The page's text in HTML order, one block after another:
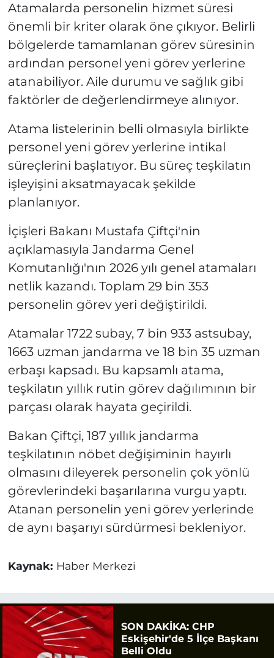
Atamalarda personelin hizmet süresi
önemli bir kriter olarak öne çıkıyor. Belirli
bölgelerde tamamlanan görev süresinin
ardından personel yeni görev yerlerine
atanabiliyor. Aile durumu ve sağlık gibi
faktörler de değerlendirmeye alınıyor.
Atama listelerinin belli olmasıyla birlikte
personel yeni görev yerlerine intikal
süreçlerini başlatıyor. Bu süreç teşkilatın
işleyişini aksatmayacak şekilde
planlanıyor.
İçişleri Bakanı Mustafa Çiftçi'nin
açıklamasıyla Jandarma Genel
Komutanlığı'nın 2026 yılı genel atamaları
netlik kazandı. Toplam 29 bin 353
personelin görev yeri değiştirildi.
Atamalar 1722 subay, 7 bin 933 astsubay,
1663 uzman jandarma ve 18 bin 35 uzman
erbaşı kapsadı. Bu kapsamlı atama,
teşkilatın yıllık rutin görev dağılımının bir
parçası olarak hayata geçirildi.
Bakan Çiftçi, 187 yıllık jandarma
teşkilatının nöbet değişiminin hayırlı
olmasını dileyerek personelin çok yönlü
görevlerindeki başarılarına vurgu yaptı.
Atanan personelin yeni görev yerlerinde
de aynı başarıyı sürdürmesi bekleniyor.
Kaynak: Haber Merkezi
SON DAKİKA: CHP
Eskişehir'de 5 İlçe Başkanı
Belli Oldu